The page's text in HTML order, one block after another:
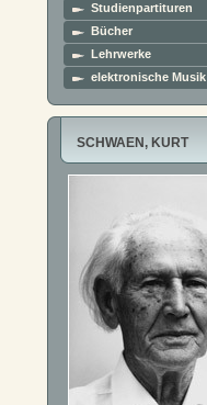
Studienpartituren
Bücher
Lehrwerke
elektronische Musik
SCHWAEN, KURT